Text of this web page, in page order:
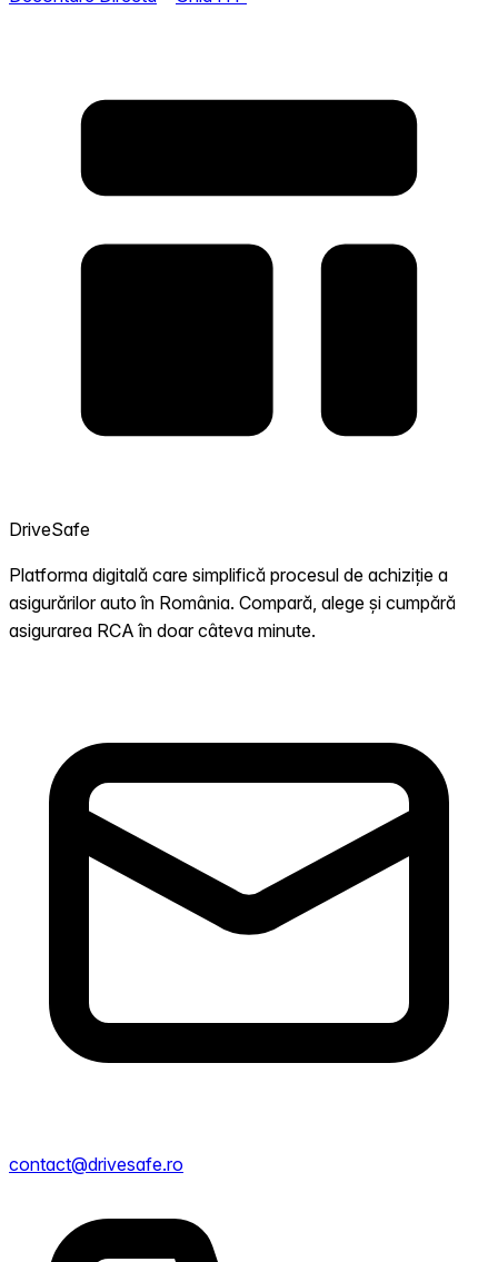
DriveSafe
Platforma digitală care simplifică procesul de achiziție a
asigurărilor auto în România. Compară, alege și cumpără
asigurarea RCA în doar câteva minute.
contact@drivesafe.ro